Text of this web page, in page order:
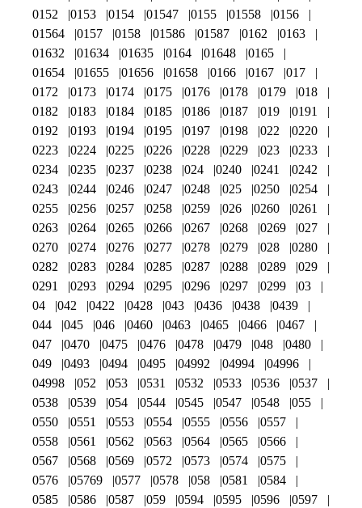
0152
0153 0154 01547 0155 01558
0156
01564
0157 0158 01586 01587 0162
0163
01632
01634 01635 0164 01648
0165
01654
01655 01656 01658 0166 0167
017
0172
0173 0174 0175 0176 0178 0179
018
0182
0183 0184 0185 0186 0187 019
0191
0192
0193 0194 0195 0197 0198 022
0220
0223
0224 0225 0226 0228 0229 023
0233
0234
0235 0237 0238 024 0240 0241
0242
0243
0244 0246 0247 0248 025 0250
0254
0255
0256 0257 0258 0259 026 0260
0261
0263
0264 0265 0266 0267 0268 0269
027
0270
0274 0276 0277 0278 0279 028
0280
0282
0283 0284 0285 0287 0288 0289
029
0291
0293 0294 0295 0296 0297 0299
03
04
042 0422 0428 043 0436 0438
0439
044
045 046 0460 0463 0465 0466
0467
047
0470 0475 0476 0478 0479 048
0480
049
0493 0494 0495 04992 04994
04996
04998
052 053 0531 0532 0533 0536
0537
0538
0539 054 0544 0545 0547 0548
055
0550
0551 0553 0554 0555 0556
0557
0558
0561 0562 0563 0564 0565
0566
0567
0568 0569 0572 0573 0574
0575
0576
05769 0577 0578 058 0581
0584
0585
0586 0587 059 0594 0595 0596
0597